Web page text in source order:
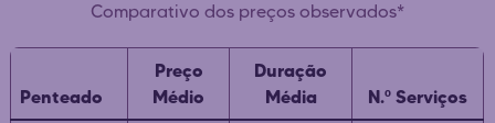
Comparativo dos preços observados*
Penteado
Preço
Médio
Duração
Média
N.º Serviços